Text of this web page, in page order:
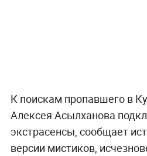
К поискам пропавшего в
Алексея Асылханова
экстрасенсы, сообщает
версии мистиков,